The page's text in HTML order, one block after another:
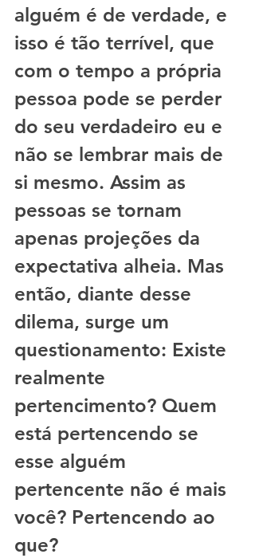
alguém é de verdade, e
isso é tão terrível, que
com o tempo a própria
pessoa pode se perder
do seu verdadeiro eu e
não se lembrar mais de
si mesmo. Assim as
pessoas se tornam
apenas projeções da
expectativa alheia. Mas
então, diante desse
dilema, surge um
questionamento: Existe
realmente
pertencimento? Quem
está pertencendo se
esse alguém
pertencente não é mais
você? Pertencendo ao
que?